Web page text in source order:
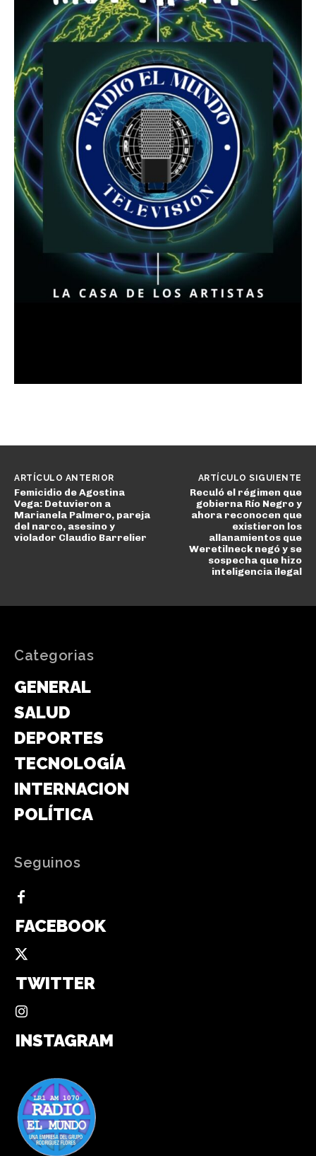
ARTÍCULO ANTERIOR
Femicidio de Agostina
Vega: Detuvieron a
Marianela Palmero, pareja
del narco, asesino y
violador Claudio Barrelier
ARTÍCULO SIGUIENTE
Reculó el régimen que
gobierna Río Negro y
ahora reconocen que
existieron los
allanamientos que
Weretilneck negó y se
sospecha que hizo
inteligencia ilegal
Categorias
GENERAL
SALUD
DEPORTES
TECNOLOGÍA
INTERNACIONAL
POLÍTICA
Seguinos
FACEBOOK
TWITTER
INSTAGRAM